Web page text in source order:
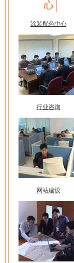
涂装配色中心
行业咨询
网站建设